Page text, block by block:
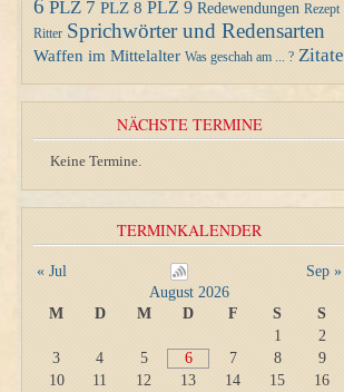
6 PLZ 7 PLZ 8 PLZ 9 Redewendungen Rezept
Ritter Sprichwörter und Redensarten
Waffen im Mittelalter Was geschah am ... ? Zitate
NÄCHSTE TERMINE
Keine Termine.
TERMINKALENDER
« Jul
Sep »
August 2026
M
D M D F S
S
1
2
3
4 5 6 7 8
9
10
11 12 13 14 15
16